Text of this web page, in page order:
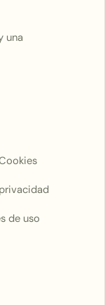
una
de uso